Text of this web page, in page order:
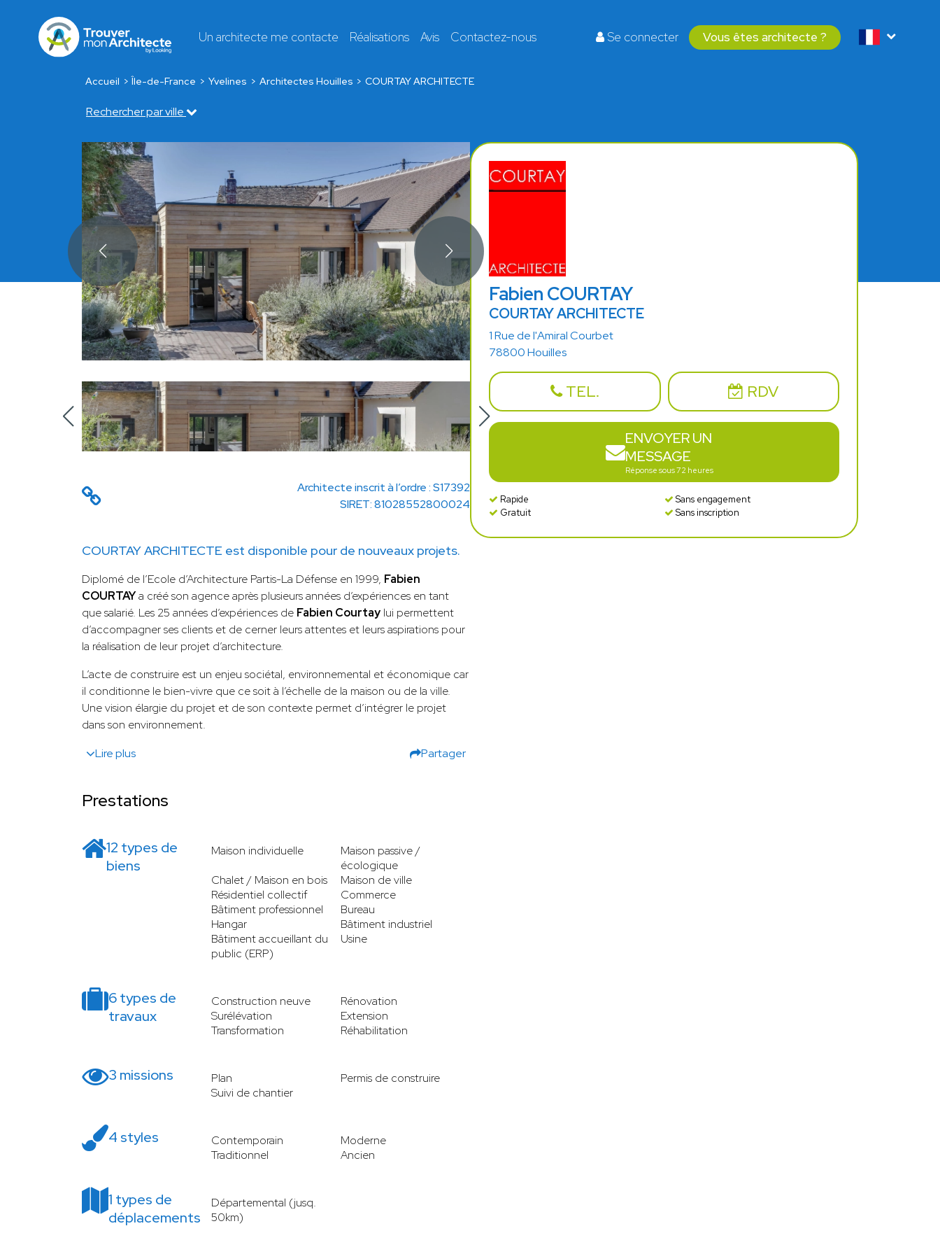
Un architecte me contacte Réalisations Avis Contactez-nous Se connecter Vous êtes architecte ?
Accueil Île-de-France Yvelines Architectes Houilles COURTAY ARCHITECTE
Rechercher par ville
Architecte inscrit à l’ordre : S17392
SIRET: 81028552800024
COURTAY ARCHITECTE est disponible pour de nouveaux projets.
Diplomé de l’Ecole d’Architecture Partis-La Défense en 1999, Fabien
COURTAYa créé son agence après plusieurs années d’expériences en tant
que salarié. Les 25 années d’expériences de Fabien Courtay lui permettent
d’accompagner ses clients et de cerner leurs attentes et leurs aspirations pour
la réalisation de leur projet d’architecture.
L’acte de construire est un enjeu sociétal, environnemental et économique car
il conditionne le bien-vivre que ce soit à l’échelle de la maison ou de la ville.
Une vision élargie du projet et de son contexte permet d’intégrer le projet
dans son environnement.
Lire plus
Partager
Prestations
12 types de
biens
Maison individuelle
Maison passive /
écologique
Chalet / Maison en bois
Maison de ville
Résidentiel collectif
Commerce
Bâtiment professionnel
Bureau
Hangar
Bâtiment industriel
Bâtiment accueillant du
public (ERP)
Usine
6 types de
travaux
Construction neuve
Rénovation
Surélévation
Extension
Transformation
Réhabilitation
3 missions Plan
Permis de construire
Suivi de chantier
4 styles Contemporain
Moderne
Traditionnel
Ancien
1 types de
déplacements
Départemental (jusq.
50km)
Fabien COURTAY
COURTAY ARCHITECTE
1 Rue de l'Amiral Courbet
78800 Houilles
TEL. RDV
ENVOYER UN
MESSAGE
Réponse sous 72 heures
Rapide
Sans engagement
Gratuit
Sans inscription